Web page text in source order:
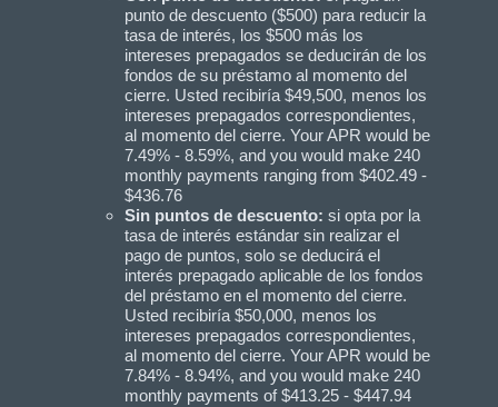
punto de descuento ($500) para reducir la
tasa de interés, los $500 más los
intereses prepagados se deducirán de los
fondos de su préstamo al momento del
cierre. Usted recibiría $49,500, menos los
intereses prepagados correspondientes,
al momento del cierre. Your APR would be
7.49% - 8.59%, and you would make 240
monthly payments ranging from $402.49 -
$436.76
Sin puntos de descuento: si opta por la
tasa de interés estándar sin realizar el
pago de puntos, solo se deducirá el
interés prepagado aplicable de los fondos
del préstamo en el momento del cierre.
Usted recibiría $50,000, menos los
intereses prepagados correspondientes,
al momento del cierre. Your APR would be
7.84% - 8.94%, and you would make 240
monthly payments of $413.25 - $447.94